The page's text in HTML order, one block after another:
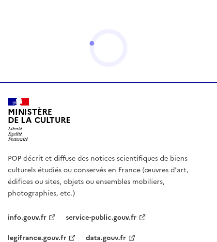
MINISTÈRE
DE LA CULTURE
POP décrit et diffuse des notices scientifiques de biens
culturels étudiés ou conservés en France (œuvres d'art,
édifices ou sites, objets ou ensembles mobiliers,
photographies, etc.)
info.gouv.fr
service-public.gouv.fr
legifrance.gouv.fr
data.gouv.fr